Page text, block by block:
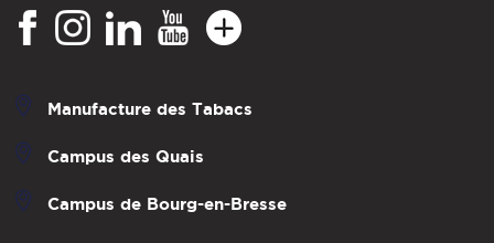
Manufacture des Tabacs
Campus des Quais
Campus de Bourg-en-Bresse